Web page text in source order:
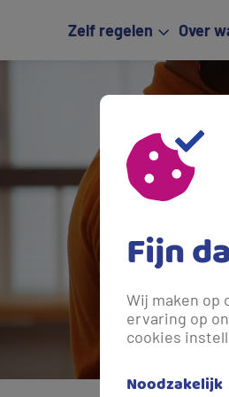
Zelf regelen Over
Fijn
Wij maken op
ervaring op
cookies
Noodzakelijk